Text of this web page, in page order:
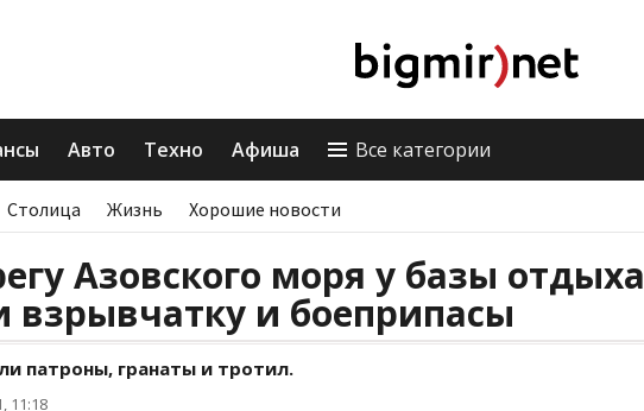
Авто Техно Афиша Все категории
Столица Жизнь Хорошие новости
Азовского моря у базы отдыха
взрывчатку и боеприпасы
патроны, гранаты и тротил.
11:18